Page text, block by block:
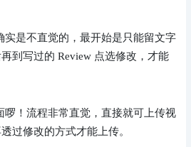
实是不直觉的，最开始是只能留文字
到写过的 Review 点选修改，才能
啰！流程非常直觉，直接就可上传视
过修改的方式才能上传。